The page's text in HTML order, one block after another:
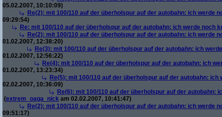
05.02.2007, 10:10:09)
Re(2): mit 100/110 auf der überholspur auf der autobahn: ich werde
09:29:54)
Re: mit 100/110 auf der überholspur auf der autobahn: ich werde noch
Re(2): mit 100/110 auf der überholspur auf der autobahn: ich werde
01.02.2007, 12:38:20)
Re(3): mit 100/110 auf der überholspur auf der autobahn: ich
01.02.2007, 12:56:22)
Re(4): mit 100/110 auf der überholspur auf der autobahn: ich
01.02.2007, 13:23:34)
Re(5): mit 100/110 auf der überholspur auf der autobahn: ich
02.02.2007, 10:36:09)
Re(6): mit 100/110 auf der überholspur auf der autobahn:
(extrem_oaga_nick am 02.02.2007, 10:41:47)
Re(2): mit 100/110 auf der überholspur auf der autobahn: ich werde
09:51:17)